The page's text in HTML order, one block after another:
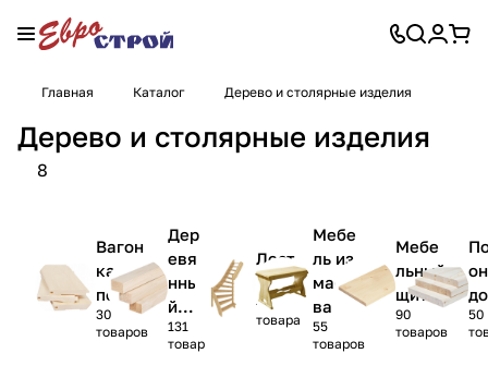
Главная Каталог Дерево и столярные изделия
Дерево и столярные изделия
8
Вагон
ка,
полок
30
товаров
Дер
евя
нны
й
пого
наж
131
товар
Лест
ницы
42
товара
Мебе
ль из
масси
ва
55
товаров
Мебе
льный
щит
90
товаров
50